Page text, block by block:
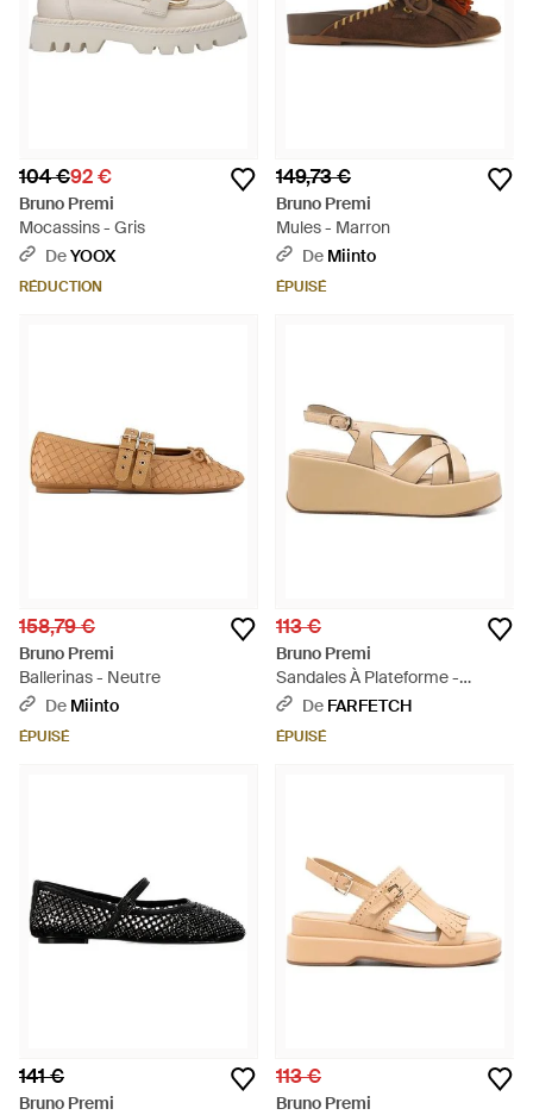
104 €92 €
Bruno Premi
Mocassins - Gris
DeYOOX
RÉDUCTION
149,73 €
Bruno Premi
Mules - Marron
De Miinto
ÉPUISÉ
158,79 €
Bruno Premi
Ballerinas - Neutre
De Miinto
ÉPUISÉ
113 €
Bruno Premi
Sandales À Plateforme -
Neutre
De FARFETCH
ÉPUISÉ
141 €
Bruno Premi
113 €
Bruno Premi